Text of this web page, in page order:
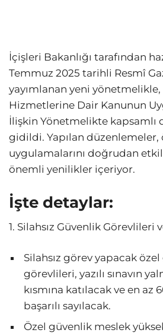
İçişleri Bakanlığı tarafından
Temmuz 2025 tarihli Resmî
yayımlanan yeni
Hizmetlerine Dair Kanunun
İlişkin Yönetmelikte kapsamlı
gidildi. Yapılan düzenlemeler,
uygulamalarını doğrudan
önemli yenilikler içeriyor.
İşte detaylar:
1. Silahsız Güvenlik Görevlileri
Silahsız görev yapacak
görevlileri, yazılı sınavın
kısmına katılacak ve en az
başarılı sayılacak.
Özel güvenlik meslek